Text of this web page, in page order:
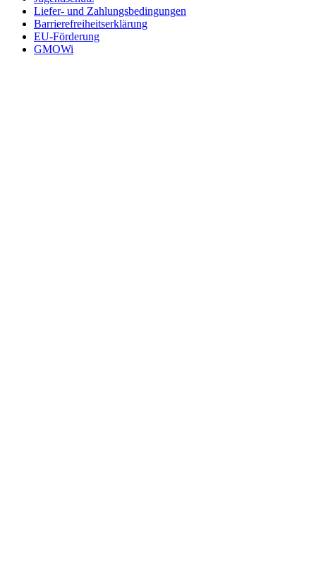
Liefer- und Zahlungsbedingungen
Barriere­freiheits­erklärung
EU-Förderung
GMOWi